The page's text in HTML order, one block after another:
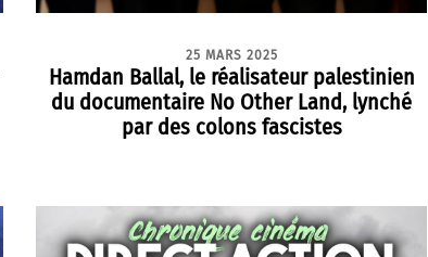
25 MARS 2025
Hamdan Ballal, le réalisateur palestinien
du documentaire No Other Land, lynché
par des colons fascistes